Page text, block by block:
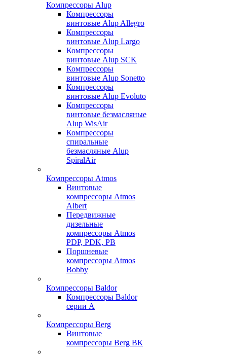
Компрессоры Alup
Компрессоры
винтовые Alup Allegro
Компрессоры
винтовые Alup Largo
Компрессоры
винтовые Alup SCK
Компрессоры
винтовые Alup Sonetto
Компрессоры
винтовые Alup Evoluto
Компрессоры
винтовые безмасляные
Alup WisAir
Компрессоры
спиральные
безмасляные Alup
SpiralAir
Компрессоры Atmos
Винтовые
компрессоры Atmos
Albert
Передвижные
дизельные
компрессоры Atmos
PDP, PDK, PB
Поршневые
компрессоры Atmos
Bobby
Компрессоры Baldor
Компрессоры Baldor
серии A
Компрессоры Berg
Винтовые
компрессоры Berg ВК